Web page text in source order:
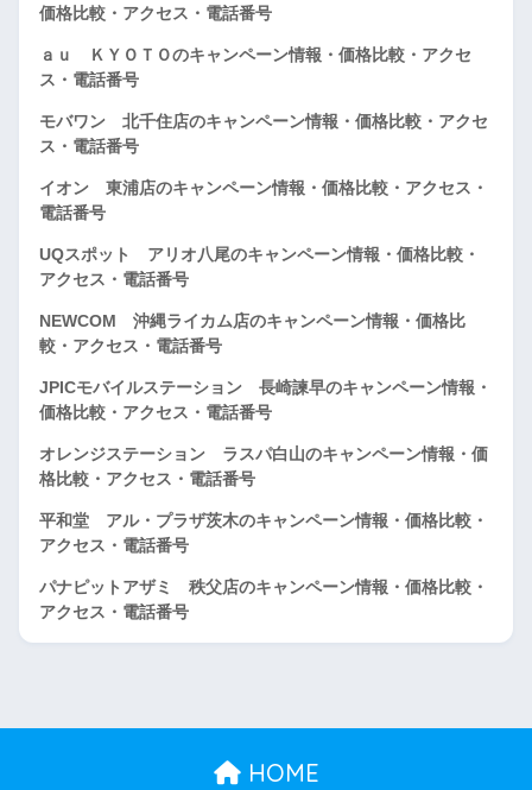
価格比較・アクセス・電話番号
ａｕ ＫＹＯＴＯのキャンペーン情報・価格比較・アクセ
ス・電話番号
モバワン 北千住店のキャンペーン情報・価格比較・アクセ
ス・電話番号
イオン 東浦店のキャンペーン情報・価格比較・アクセス・
電話番号
UQスポット アリオ八尾のキャンペーン情報・価格比較・
アクセス・電話番号
NEWCOM 沖縄ライカム店のキャンペーン情報・価格比
較・アクセス・電話番号
JPICモバイルステーション 長崎諫早のキャンペーン情報・
価格比較・アクセス・電話番号
オレンジステーション ラスパ白山のキャンペーン情報・価
格比較・アクセス・電話番号
平和堂 アル・プラザ茨木のキャンペーン情報・価格比較・
アクセス・電話番号
パナピットアザミ 秩父店のキャンペーン情報・価格比較・
アクセス・電話番号
HOME